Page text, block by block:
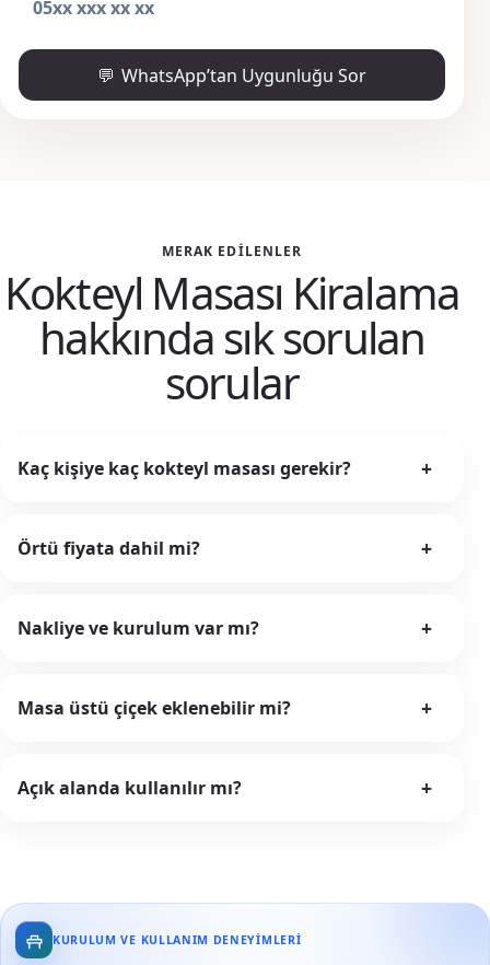
WhatsApp’tan Uygunluğu Sor
MERAK EDILENLER
Kokteyl Masası Kiralama
hakkında sık sorulan
sorular
Kaç kişiye kaç kokteyl masası gerekir? +
Örtü fiyata dahil mi? +
Nakliye ve kurulum var mı? +
Masa üstü çiçek eklenebilir mi? +
Açık alanda kullanılır mı? +
KURULUM VE KULLANIM DENEYIMLERI